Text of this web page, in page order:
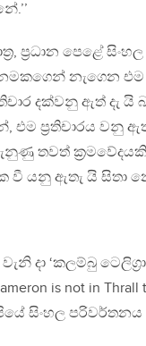
ප‍්‍රධාන පෙළේ
නැගෙන
දක්වනු ඇත් දැ යි
එම ප‍්‍රතිචාරය වනු
තවත්
වී යනු ඇතැ යි සිතා
වැනි දා ‘කලම්බු
is not in Thrall
සිංහල පරිවර්තනය